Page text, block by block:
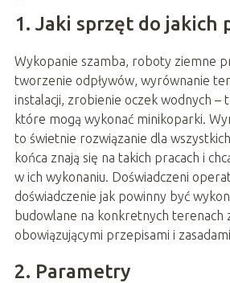
1. Jaki sprzęt do jakich
Wykopanie szamba, roboty ziemne
tworzenie odpływów, wyrównanie
instalacji, zrobienie oczek wodnych –
które mogą wykonać minikoparki.
to świetnie rozwiązanie dla
końca znają się na takich pracach i
w ich wykonaniu. Doświadczeni
doświadczenie jak powinny być
budowlane na konkretnych terenach
obowiązującymi przepisami i
2. Parametry